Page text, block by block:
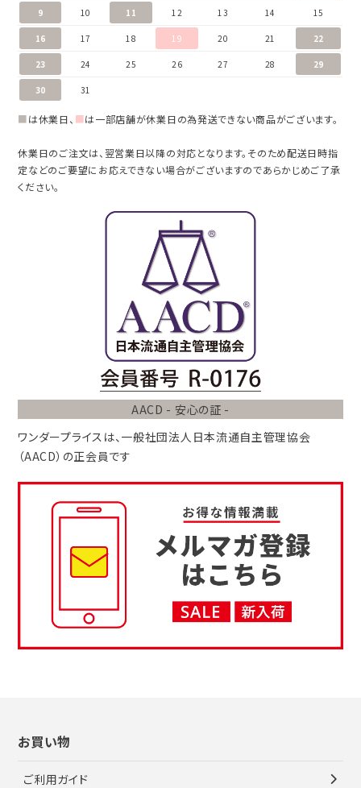
9 10 11 12 13 14 15
16 17 18 19 20 21 22
23 24 25 26 27 28 29
30 31
■は休業日、 ■は一部店舗が休業日の為発送できない商品がございます。
休業日のご注文は、翌営業日以降の対応となります。そのため配送日時指
定などのご要望にお応えできない場合がございますのであらかじめご了承
ください。
AACD - 安心の証 -
ワンダープライスは、一般社団法人 日本流通自主管理協会
（AACD） の正会員です
お買い物
ご利用ガイド